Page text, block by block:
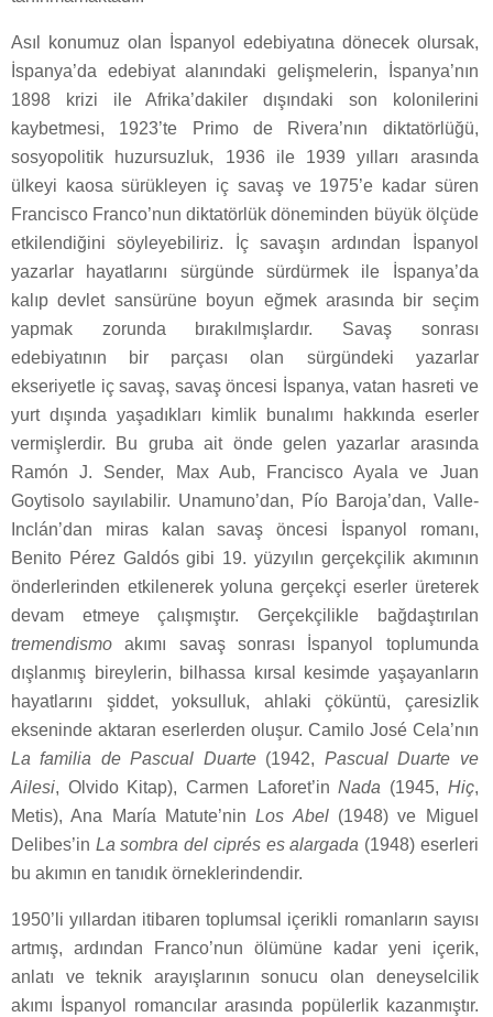
Asıl konumuz olan İspanyol edebiyatına dönecek olursak,
İspanya’da edebiyat alanındaki gelişmelerin, İspanya’nın
1898 krizi ile Afrika’dakiler dışındaki son kolonilerini
kaybetmesi, 1923’te Primo de Rivera’nın diktatörlüğü,
sosyopolitik huzursuzluk, 1936 ile 1939 yılları arasında
ülkeyi kaosa sürükleyen iç savaş ve 1975’e kadar süren
Francisco Franco’nun diktatörlük döneminden büyük ölçüde
etkilendiğini söyleyebiliriz. İç savaşın ardından İspanyol
yazarlar hayatlarını sürgünde sürdürmek ile İspanya’da
kalıp devlet sansürüne boyun eğmek arasında bir seçim
yapmak zorunda bırakılmışlardır. Savaş sonrası
edebiyatının bir parçası olan sürgündeki yazarlar
ekseriyetle iç savaş, savaş öncesi İspanya, vatan hasreti ve
yurt dışında yaşadıkları kimlik bunalımı hakkında eserler
vermişlerdir. Bu gruba ait önde gelen yazarlar arasında
Ramón J. Sender, Max Aub, Francisco Ayala ve Juan
Goytisolo sayılabilir. Unamuno’dan, Pío Baroja’dan, Valle-
Inclán’dan miras kalan savaş öncesi İspanyol romanı,
Benito Pérez Galdós gibi 19. yüzyılın gerçekçilik akımının
önderlerinden etkilenerek yoluna gerçekçi eserler üreterek
devam etmeye çalışmıştır. Gerçekçilikle bağdaştırılan
tremendismo akımı savaş sonrası İspanyol toplumunda
dışlanmış bireylerin, bilhassa kırsal kesimde yaşayanların
hayatlarını şiddet, yoksulluk, ahlaki çöküntü, çaresizlik
ekseninde aktaran eserlerden oluşur. Camilo José Cela’nın
Lafamilia de Pascual Duarte (1942, Pascual Duarte ve
Ailesi, Olvido Kitap), Carmen Laforet’inNada (1945, Hiç,
Metis), Ana María Matute’ninLos Abel (1948) ve Miguel
Delibes’in La sombra del ciprés es alargada (1948) eserleri
bu akımın en tanıdık örneklerindendir.
1950’li yıllardan itibaren toplumsal içerikli romanların sayısı
artmış, ardından Franco’nun ölümüne kadar yeni içerik,
anlatı ve teknik arayışlarının sonucu olan deneyselcilik
akımı İspanyol romancılar arasında popülerlik kazanmıştır.